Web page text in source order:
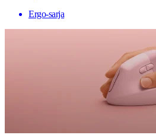
Ergo-sarja